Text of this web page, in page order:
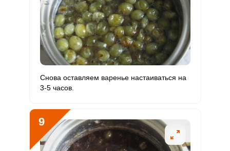
Снова оставляем варенье настаиваться на
3-5 часов.
9